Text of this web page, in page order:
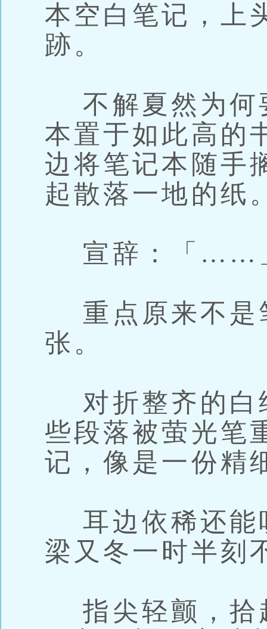
本空白笔记，上
跡。
不解夏然为何
本置于如此高的
边将笔记本随手
起散落一地的纸
宣辞：「……
重点原来不是
张。
对折整齐的白
些段落被萤光笔
记，像是一份精
耳边依稀还能
梁又冬一时半刻
指尖轻颤，拾